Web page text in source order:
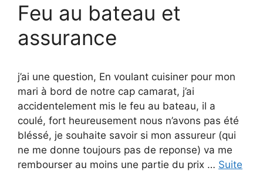
Feu au bateau et
assurance
j’ai une question, En voulant cuisiner pour mon
mari à bord de notre cap camarat, j’ai
accidentelement mis le feu au bateau, il a
coulé, fort heureusement nous n’avons pas été
bléssé, je souhaite savoir si mon assureur (qui
ne me donne toujours pas de reponse) va me
rembourser au moins une partie du prix … Suite